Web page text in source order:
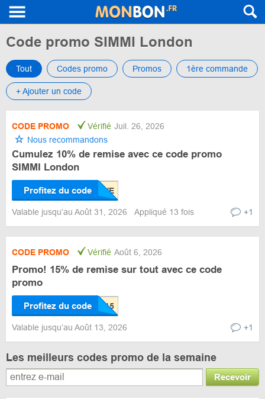
Code promo SIMMI London
Tout Codes promo Promos 1ère commande
+ Ajouter un code
CODE PROMO Vérifié Juil. 26, 2026
Nous recommandons
Cumulez 10% de remise avec ce code promo
SIMMI London
Profitez du code
Valable jusqu’au Août 31, 2026 Appliqué 13 fois +1
CODE PROMO Vérifié Août 6, 2026
Promo! 15% de remise sur tout avec ce code
promo
Profitez du code
Valable jusqu’au Août 13, 2026 +1
Les meilleurs codes promo de la semaine
Recevoir